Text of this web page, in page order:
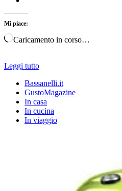
Mi piace:
Caricamento in corso…
Leggi tutto
Bassanelli.it
GustoMagazine
In casa
In cucina
In viaggio